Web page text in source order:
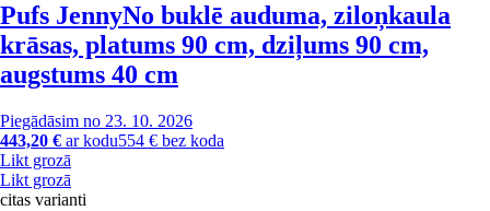
Pufs JennyNo buklē auduma, ziloņkaula
krāsas, platums 90 cm, dziļums 90 cm,
augstums 40 cm
Piegādāsim no 23. 10. 2026
443,20 € ar kodu554 € bez koda
Likt grozā
Likt grozā
citas varianti